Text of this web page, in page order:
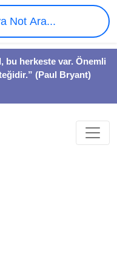
bu herkeste var. Önemli
(Paul Bryant)
Not Ara...